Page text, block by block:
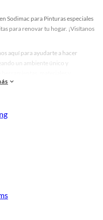
Sodimac para Pinturas especiales
para renovar tu hogar. ¡Visítanos
aquí para ayudarte a hacer
un ambiente único y
un espacio más tú.
estamos aquí para hacer
lo que tenemos para ofrecerte en
especiales y por material
para tus proyectos y
todo lo que tenemos para
Pinturas especiales y por
para tus proyectos de
ideas realidad!